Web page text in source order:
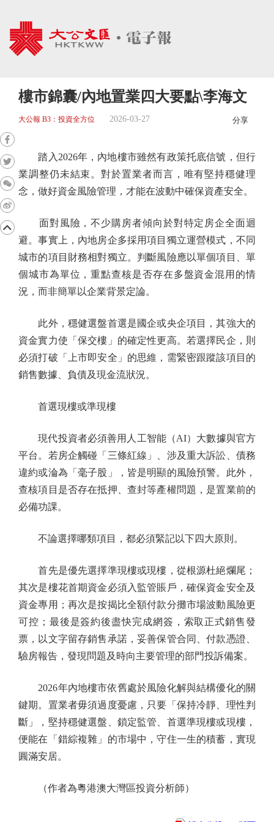
樓市錦囊/內地置業四大要點\李海文
大公報 B3：投資全方位 2026-03-27 分享
踏入2026年，內地樓市雖然有政策托底信號，但行
業調整仍未結束。對於置業者而言，唯有堅持穩健理
念，做好資金風險管理，才能在波動中確保資產安全。
面對風險，不少購房者傾向於對特定房企全面迴
避。事實上，內地房企多採用項目獨立運營模式，不同
城市的項目財務相對獨立。判斷風險應以單個項目、單
個城市為單位，重點查核是否存在多盤資金混用的情
況，而非簡單以企業背景定論。
此外，穩健選盤首選是國企或央企項目，其強大的
資金實力使「保交樓」的確定性更高。若選擇民企，則
必須打破「上市即安全」的思維，需緊密跟蹤該項目的
銷售數據、負債及現金流狀況。
首選現樓或準現樓
現代投資者必須善用人工智能（AI）大數據與官方
平台。若房企觸碰「三條紅線」、涉及重大訴訟、債務
違約或淪為「毫子股」，皆是明顯的風險預警。此外，
查核項目是否存在抵押、查封等產權問題，是置業前的
必備功課。
不論選擇哪類項目，都必須緊記以下四大原則。
首先是優先選擇準現樓或現樓，從根源杜絕爛尾；
其次是樓花首期資金必須入監管賬戶，確保資金安全及
資金專用；再次是按揭比全額付款分攤市場波動風險更
可控；最後是簽約後盡快完成網簽，索取正式銷售發
票，以文字留存銷售承諾，妥善保管合同、付款憑證、
驗房報告，發現問題及時向主要管理的部門投訴備案。
2026年內地樓市依舊處於風險化解與結構優化的關
鍵期。置業者毋須過度憂慮，只要「保持冷靜、理性判
斷」，堅持穩健選盤、鎖定監管、首選準現樓或現樓，
便能在「錯綜複雜」的市場中，守住一生的積蓄，實現
圓滿安居。
（作者為粵港澳大灣區投資分析師）